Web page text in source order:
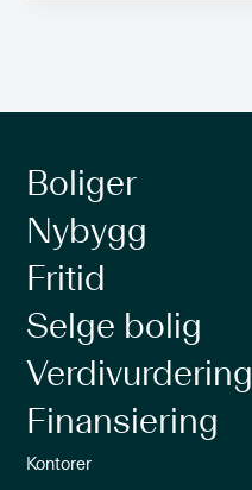
Boliger
Nybygg
Fritid
Selge bolig
Verdivurdering
Finansiering
Kontorer